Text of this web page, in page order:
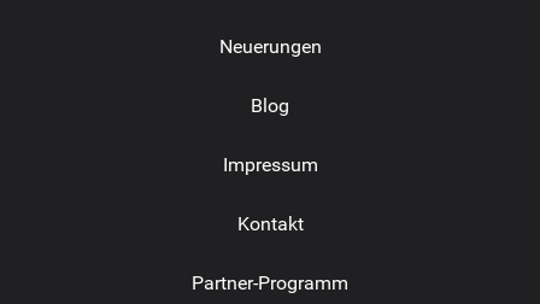
Neuerungen
Blog
Impressum
Kontakt
Partner-Programm